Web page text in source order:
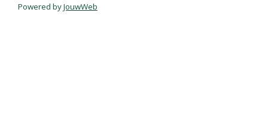
Powered byJouwWeb